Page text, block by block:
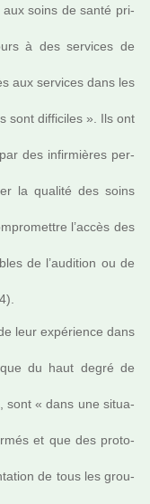
aux soins de santé pri­
à des ser­vi­ces de
aux ser­vi­ces dans les
sont dif­fi­ci­les ». Ils ont
des infir­miè­res per­
la qua­lité des soins
l’accès des
de l’audi­tion ou de
leur expé­rience dans
du haut degré de
sont « dans une situa­
et que des pro­to­
de tous les grou­